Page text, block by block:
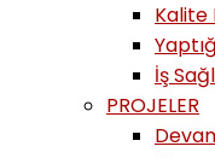
Kalite
İş
PROJELER